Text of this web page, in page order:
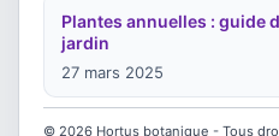
Plantes annuelles : guide
jardin
27 mars 2025
© 2026 Hortus botanique - Tous